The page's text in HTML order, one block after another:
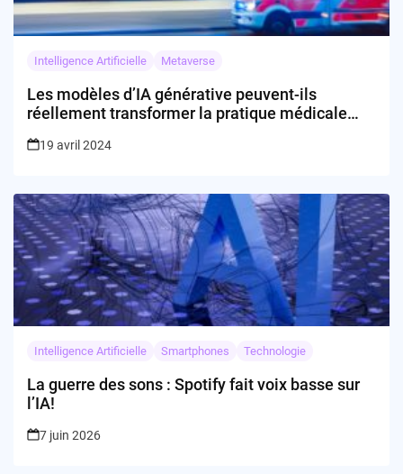
Intelligence Artificielle Metaverse
Les modèles d’IA générative peuvent-ils
réellement transformer la pratique médicale
19 avril 2024
Intelligence Artificielle Smartphones Technologie
La guerre des sons : Spotify fait voix basse sur
l’IA!
7 juin 2026